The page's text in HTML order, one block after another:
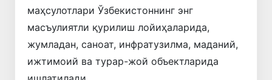
маҳсулотлари Ўзбекистоннинг энг
масъулиятли қурилиш лойиҳаларида,
жумладан, саноат, инфратузилма, маданий,
ижтимоий ва турар-жой объектларида